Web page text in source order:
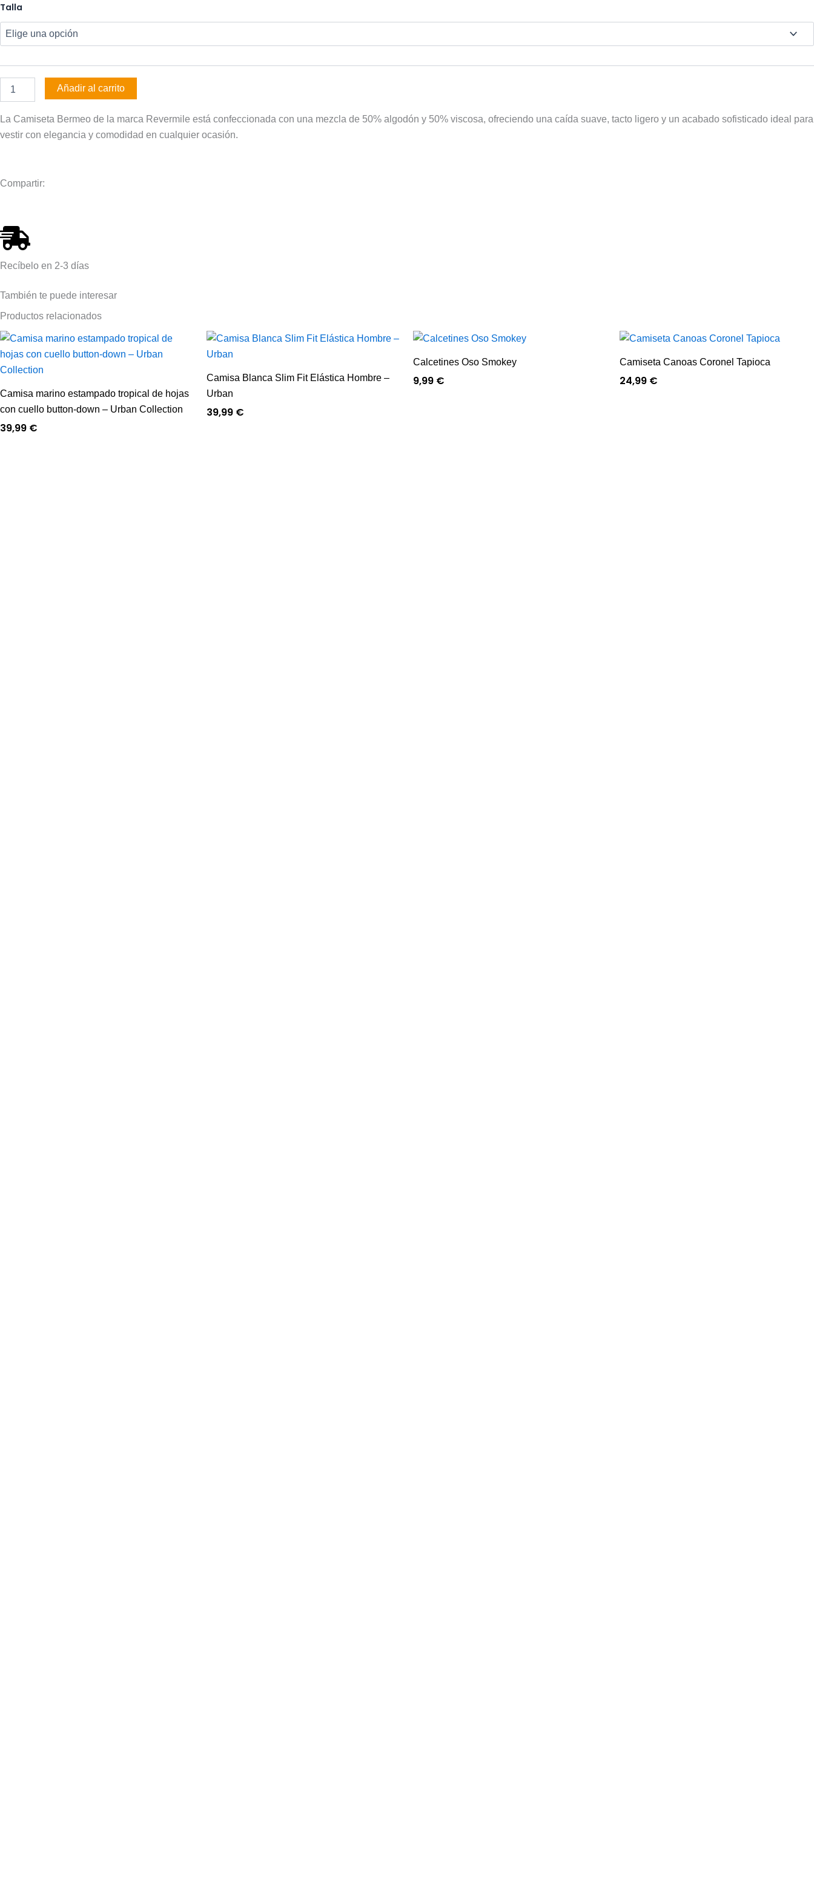
Talla
Camiseta
Añadir al carrito
La Camiseta Bermeo de la marca Revermile está confeccionada con una mezcla de 50% algodón y 50% viscosa, ofreciendo una caída suave, tacto ligero y un acabado sofisticado ideal para
vestir con elegancia y comodidad en cualquier ocasión.
Compartir:
Recíbelo en 2-3 días
También te puede interesar
Productos relacionados
Camisa marino estampado tropical de hojas
con cuello button-down – Urban Collection
39,99 €
Camisa Blanca Slim Fit Elástica Hombre –
Urban
39,99 €
Calcetines Oso Smokey
9,99 €
Camiseta Canoas Coronel Tapioca
24,99 €